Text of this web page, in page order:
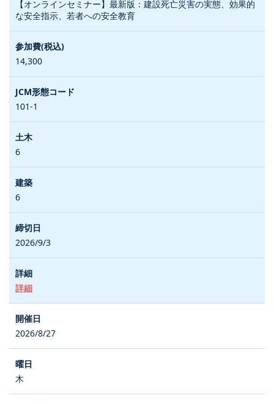
【オンラインセミナー】最新版：建設死亡災害の実態、効果的
な安全指示、若者への安全教育
14,300
101-1
6
6
2026/9/3
詳細
2026/8/27
木